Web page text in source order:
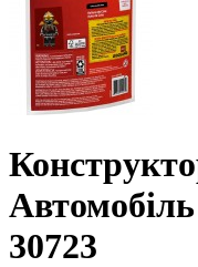
Автомобіль
30723